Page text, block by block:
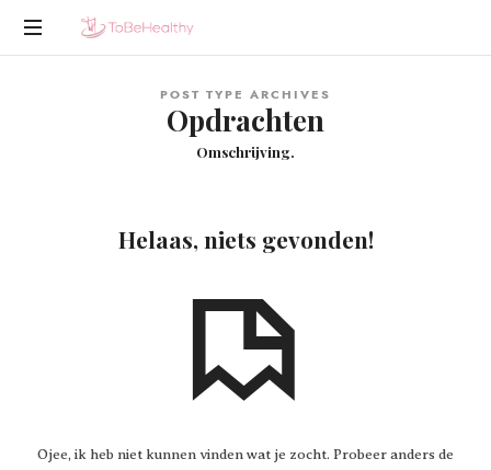
To
POST TYPE ARCHIVES
Opdrachten
Omschrijving.
Helaas, niets gevonden!
Ojee, ik heb niet kunnen vinden wat je zocht. Probeer anders de